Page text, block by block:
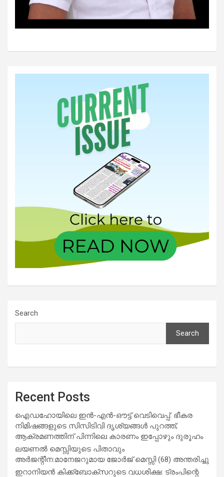
Search
Search
Recent Posts
ഐഡഹോയിലെ ഇൻ-എൻ-ഔട്ട് വെടിവെപ്പ്: ഭീകര
നിമിഷങ്ങളുടെ സിസിടിവി ദൃശ്യങ്ങൾ പുറത്ത്;
ആക്രമണത്തിന് പിന്നിലെ കാരണം ഇപ്പോഴും ദുരൂഹം
ലയണൽ മെസ്സിയുടെ പിതാവും
അർജന്റീന:മാനേജറുമായ ജോർജ് മെസ്സി (68) അന്തരിച്ചു
ഇറാനിയൻ കിക്ക്ബോക്സറുടെ വധശിക്ഷ: ട്രംപിന്റെ